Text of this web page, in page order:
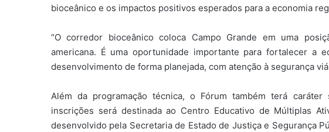
bioceânico e os impactos positivos esperados para a economia
“O corredor bioceânico coloca Campo Grande em uma
americana. É uma oportunidade importante para fortalecer a
desenvolvimento de forma planejada, com atenção à segurança
Além da programação técnica, o Fórum também terá
inscrições será destinada ao Centro Educativo de Múltiplas
desenvolvido pela Secretaria de Estado de Justiça e Segurança